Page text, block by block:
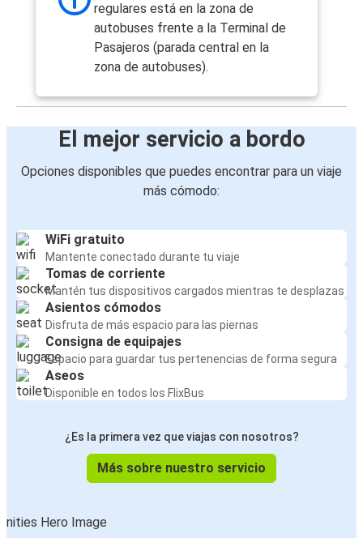
regulares está en la zona de
autobuses frente a la Terminal de
Pasajeros (parada central en la
zona de autobuses).
El mejor servicio a bordo
Opciones disponibles que puedes encontrar para un viaje
más cómodo:
WiFi gratuito
Mantente conectado durante tu viaje
Tomas de corriente
Mantén tus dispositivos cargados mientras te desplazas
Asientos cómodos
Disfruta de más espacio para las piernas
Consigna de equipajes
Espacio para guardar tus pertenencias de forma segura
Aseos
Disponible en todos los FlixBus
¿Es la primera vez que viajas con nosotros?
Más sobre nuestro servicio